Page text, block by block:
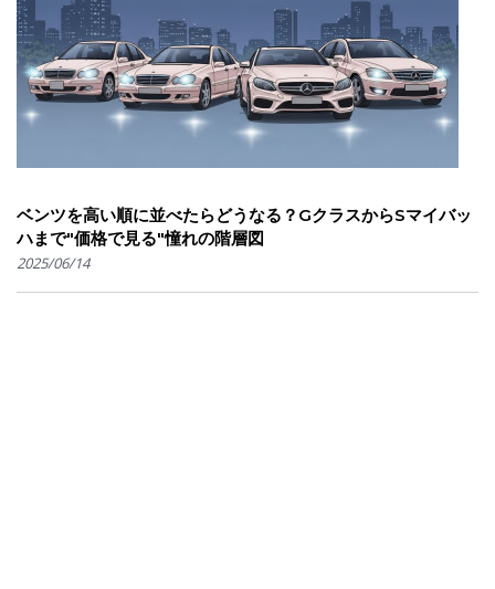
ベンツを高い順に並べたらどうなる？GクラスからSマイバッ
ハまで"価格で見る"憧れの階層図
2025/06/14